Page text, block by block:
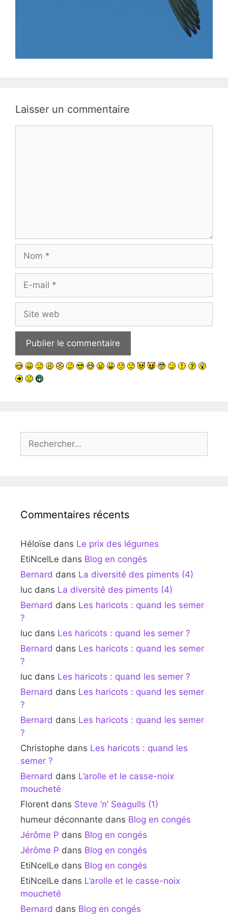
Laisser un commentaire
mail
web
Commentaires récents
Héloïse dans Le prix des légumes
EtiNcelLe dans Blog en congés
Bernard dans La diversité des piments (4)
luc dans La diversité des piments (4)
Bernard dans Les haricots : quand les semer
?
luc dans Les haricots : quand les semer ?
Bernard dans Les haricots : quand les semer
?
luc dans Les haricots : quand les semer ?
Bernard dans Les haricots : quand les semer
?
Bernard dans Les haricots : quand les semer
?
Christophe dans Les haricots : quand les
semer ?
Bernard dans L’arolle et le casse-noix
moucheté
Florent dans Steve ‘n’ Seagulls (1)
humeur déconnante dans Blog en congés
Jérôme P dans Blog en congés
Jérôme P dans Blog en congés
EtiNcelLe dans Blog en congés
EtiNcelLe dans L’arolle et le casse-noix
moucheté
Bernard dans Blog en congés